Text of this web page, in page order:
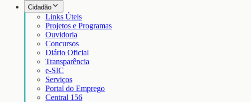
Cidadão
Links Úteis
Projetos e Programas
Ouvidoria
Concursos
Diário Oficial
Transparência
e-SIC
Serviços
Portal do Emprego
Central 156